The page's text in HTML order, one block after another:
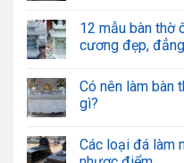
12 mẫu bàn thờ
cương đẹp,
Có nên làm bàn
gì?
Các loại đá làm